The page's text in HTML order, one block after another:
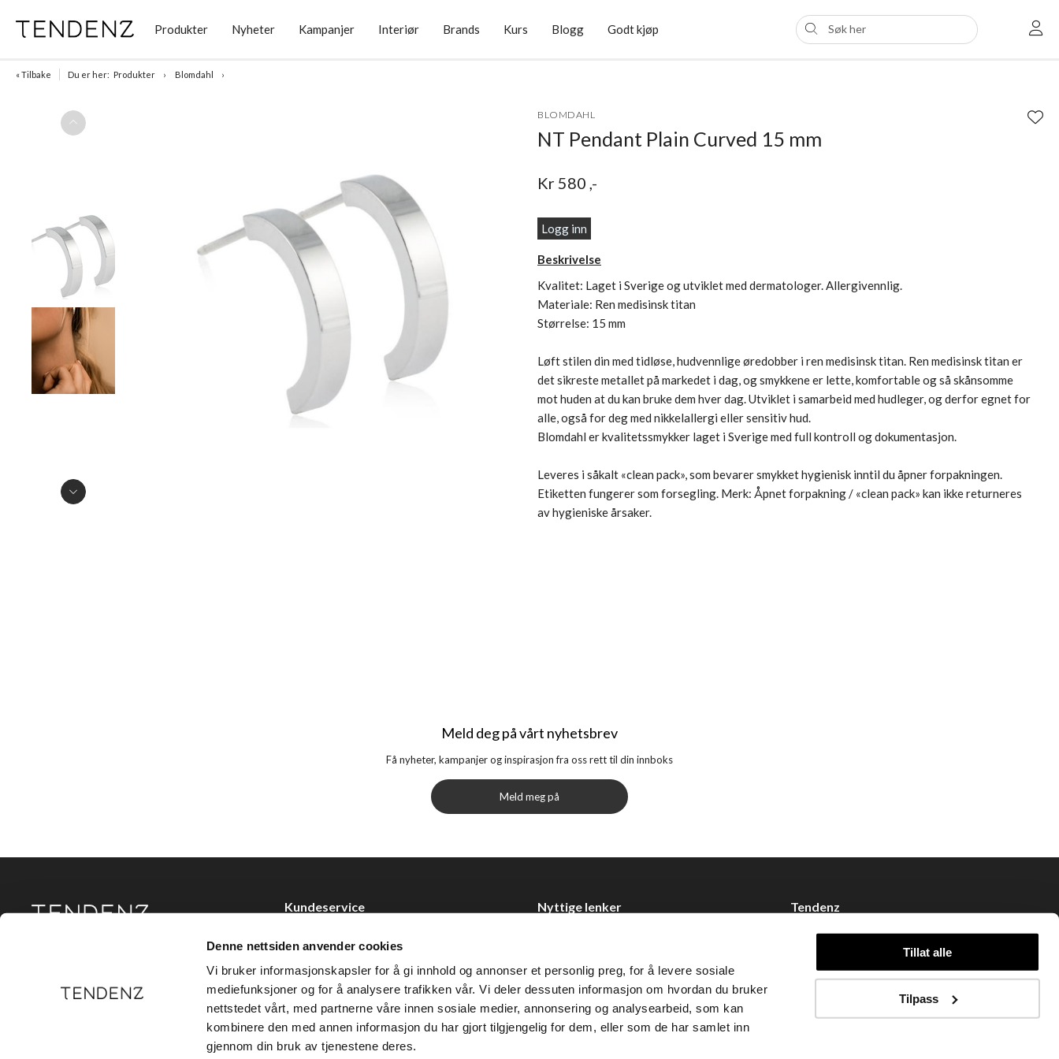
Denne nettsiden anvender cookies
Vi bruker informasjonskapsler for å gi innhold og annonser et personlig preg, for å levere sosiale
mediefunksjoner og for å analysere trafikken vår. Vi deler dessuten informasjon om hvordan du bruker
nettstedet vårt, med partnerne våre innen sosiale medier, annonsering og analysearbeid, som kan
kombinere den med annen informasjon du har gjort tilgjengelig for dem, eller som de har samlet inn
gjennom din bruk av tjenestene deres.
Tillat alle
Tilpass
Produkter Nyheter Kampanjer Interiør Brands Kurs Blogg Godt kjøp
« Tilbake Du er her: Produkter Blomdahl
BLOMDAHL
NT Pendant Plain Curved 15 mm
Kr580 ,-
Logg inn
Beskrivelse
Kvalitet: Laget i Sverige og utviklet med dermatologer. Allergivennlig.
Materiale: Ren medisinsk titan
Størrelse: 15 mm
Løft stilen din med tidløse, hudvennlige øredobber i ren medisinsk titan. Ren medisinsk titan er
det sikreste metallet på markedet i dag, og smykkene er lette, komfortable og så skånsomme
mot huden at du kan bruke dem hver dag. Utviklet i samarbeid med hudleger, og derfor egnet for
alle, også for deg med nikkelallergi eller sensitiv hud.
Blomdahl er kvalitetssmykker laget i Sverige med full kontroll og dokumentasjon.
Leveres i såkalt «clean pack», som bevarer smykket hygienisk inntil du åpner forpakningen.
Etiketten fungerer som forsegling. Merk: Åpnet forpakning / «clean pack» kan ikke returneres
av hygieniske årsaker.
Meld deg på vårt nyhetsbrev
Få nyheter, kampanjer og inspirasjon fra oss rett til din innboks
Meld meg på
Tendenz Hårpleie AS er en solid totalleverandør av
eksklusive merker og profesjonelle produkter til
Kundeservice
Kjøpsvilkår
Personvern
Holtegata 26, 0355 Oslo
Nyttige lenker
Åpenhetsloven
Tendenz
Handle hos oss